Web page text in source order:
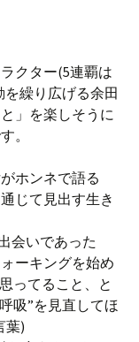
クター(5連覇は
繰り広げる余田
」を楽しそうに
。
ホンネで語る
じて見出す生き
会いであった
ーキングを始め
ってること、と
吸”を見直してほ
葉)